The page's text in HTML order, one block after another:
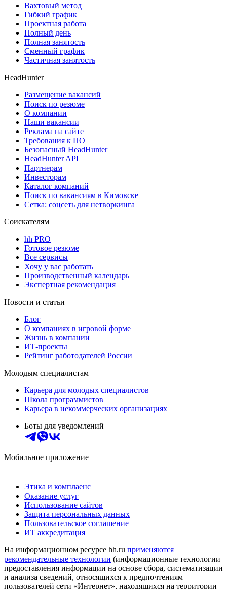
Вахтовый метод
Гибкий график
Проектная работа
Полный день
Полная занятость
Сменный график
Частичная занятость
HeadHunter
Размещение вакансий
Поиск по резюме
О компании
Наши вакансии
Реклама на сайте
Требования к ПО
Безопасный HeadHunter
HeadHunter API
Партнерам
Инвесторам
Каталог компаний
Поиск по вакансиям в Кимовске
Сетка: соцсеть для нетворкинга
Соискателям
hh PRO
Готовое резюме
Все сервисы
Хочу у вас работать
Производственный календарь
Экспертная рекомендация
Новости и статьи
Блог
О компаниях в игровой форме
Жизнь в компании
ИТ-проекты
Рейтинг работодателей России
Молодым специалистам
Карьера для молодых специалистов
Школа программистов
Карьера в некоммерческих организациях
Боты для уведомлений
Мобильное приложение
Этика и комплаенс
Оказание услуг
Использование сайтов
Защита персональных данных
Пользовательское соглашение
ИТ аккредитация
На информационном ресурсе hh.ru применяются
рекомендательные технологии (информационные технологии
предоставления информации на основе сбора, систематизации
и анализа сведений, относящихся к предпочтениям
пользователей сети «Интернет», находящихся на территории